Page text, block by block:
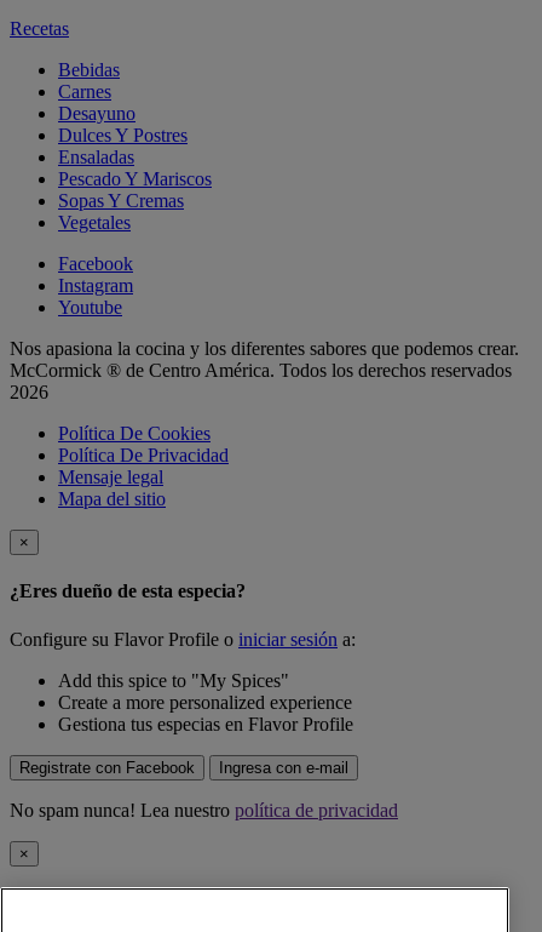
Recetas
Bebidas
Carnes
Desayuno
Dulces Y Postres
Ensaladas
Pescado Y Mariscos
Sopas Y Cremas
Vegetales
Facebook
Instagram
Youtube
Nos apasiona la cocina y los diferentes sabores que podemos crear.
McCormick ® de Centro América. Todos los derechos reservados
2026
Política De Cookies
Política De Privacidad
Mensaje legal
Mapa del sitio
×
¿Eres dueño de esta especia?
Configure su Flavor Profile o iniciar sesión a:
Add this spice to "My Spices"
Create a more personalized experience
Gestiona tus especias en Flavor Profile
Registrate con Facebook Ingresa con e-mail
No spam nunca! Lea nuestro política de privacidad
×
Esta especia ahora se ha agregado a su Flavor Profile, en "Mis